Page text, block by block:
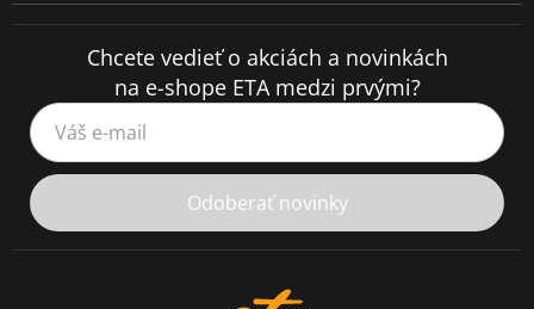
Chcete vedieť o akciách a novinkách
na e-shope ETA medzi prvými?
Váš e-mail
Odoberať novinky